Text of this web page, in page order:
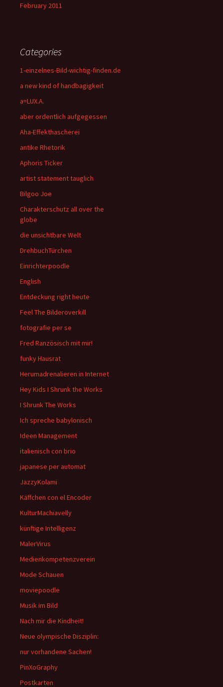
February 2011
Categories
1-einzelnes-Bild-wichtig-finden.de
a new kind of handbagigkeit
a=LUX.A.
aber ordentlich aufgegessen
Aha-Effekthascherei
antike Rhetorik
Aphoris Ticker
artist statement tauglich
Bilgoo Joe
Charakterschutz all over the
globe
die unsichtbare Welt
DrehbuchTürchen
Einrichterpoodle
English
Entdeckung right heute
Feel The Bilderoverkill
fotografie per se
Fred Ranzösisch mit mir!
funky Hausrat
Herumadrenalieren in Internet
Hey Kids I Shrunk the Works
I Shrunk The Works
Ich spreche babylonisch
Ideen Management
italienisch con brio
japanese per automat
JazzyKolami
Käffchen con el Encoder
KulturMachiavelly
künftige Intelligenz
MalerVirus
Medienkompetenzverein
Mode Schauen
moviepoodle
Musik im Bild
Nach mir die Kindheit!
Neue olympische Disziplin:
nur vorhandene Sachen!
PinXoGraphy
Postkarten